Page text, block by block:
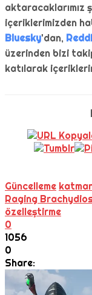
aktaracaklarımız
içeriklerimizden
Bluesky'dan,
üzerinden bizi
katılarak
Güncelleme
Raging
özelleştirme
0
1056
0
Share: